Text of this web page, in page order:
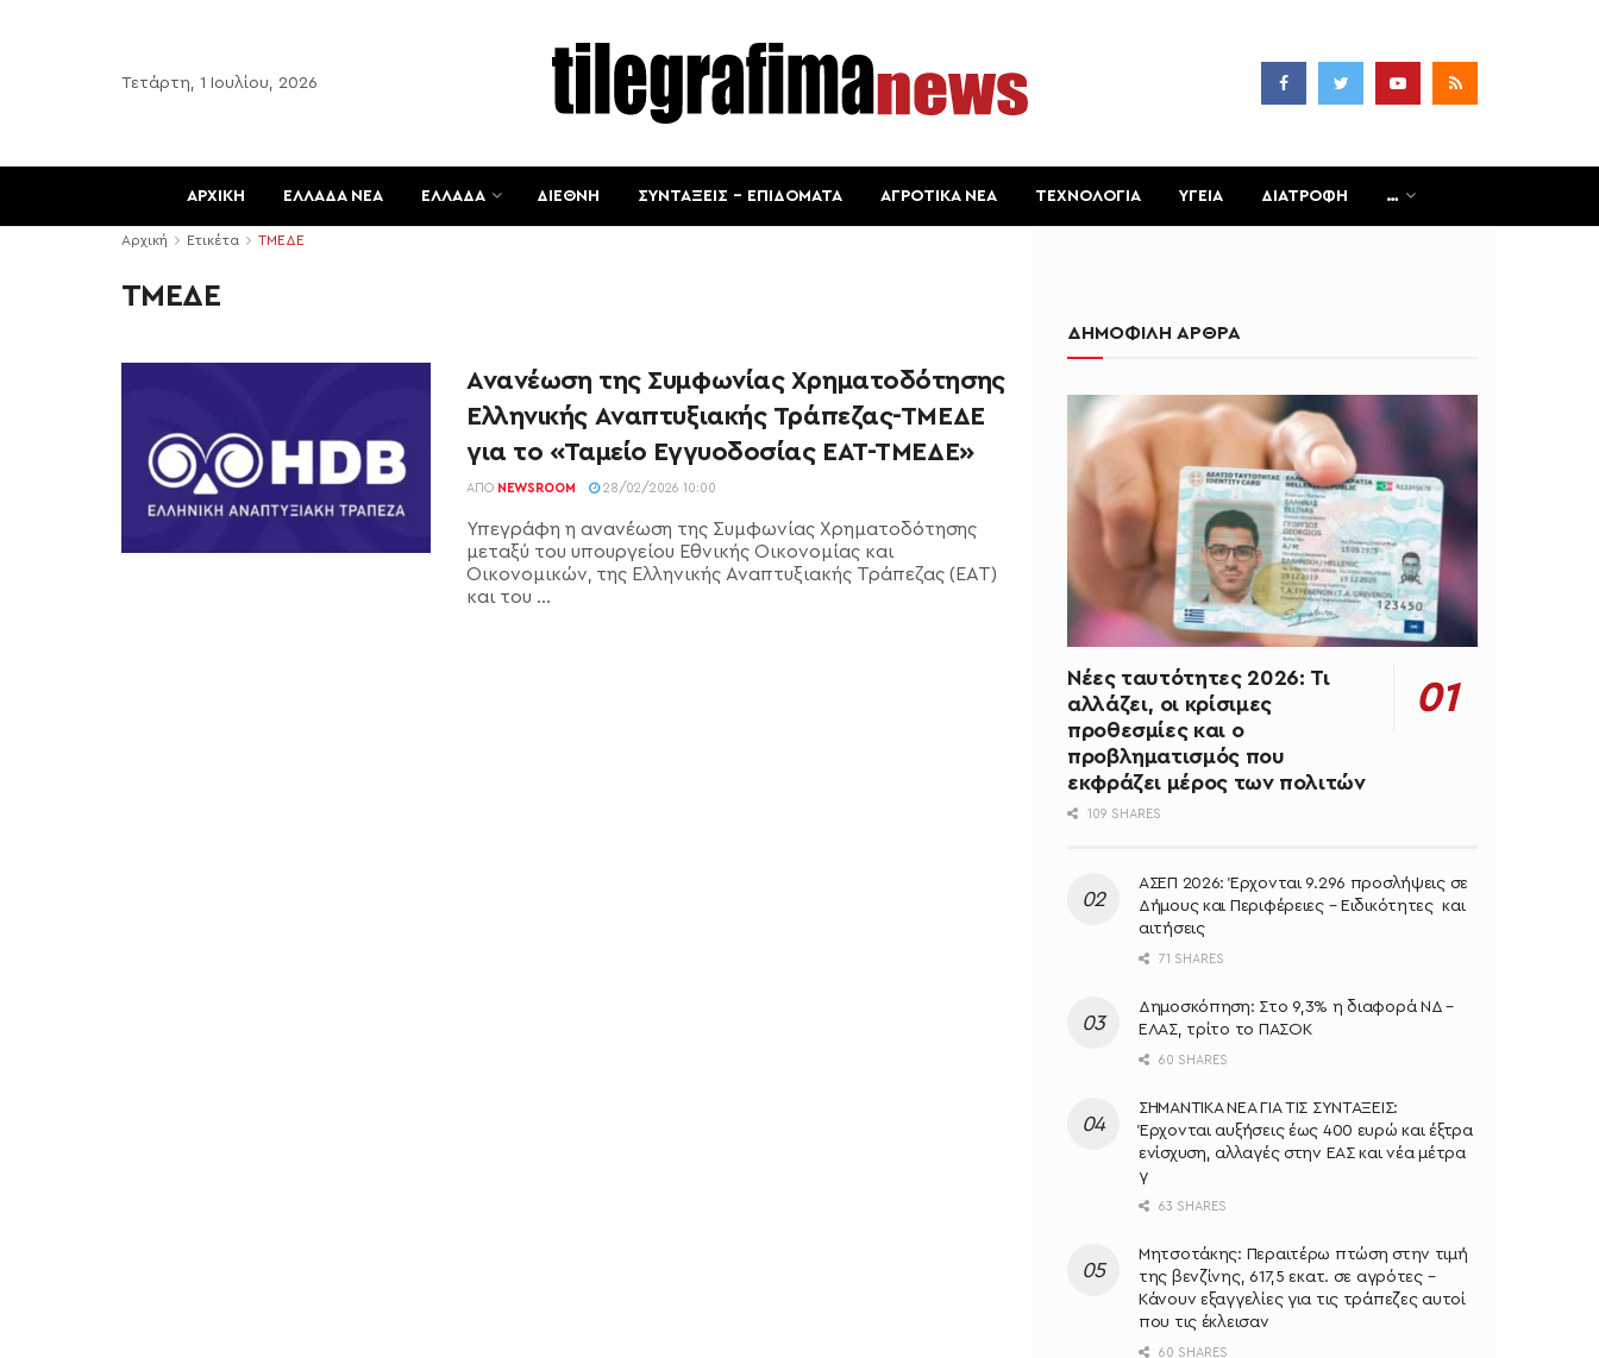
Τετάρτη, 1 Ιουλίου, 2026
ΑΡΧΙΚΗ ΕΛΛΑΔΑ ΝΕΑ ΕΛΛΑΔΑ ΔΙΕΘΝΗ ΣΥΝΤΑΞΕΙΣ – ΕΠΙΔΟΜΑΤΑ ΑΓΡΟΤΙΚΑ ΝΕΑ ΤΕΧΝΟΛΟΓΙΑ ΥΓΕΙΑ ΔΙΑΤΡΟΦΗ …
Αρχική Ετικέτα ΤΜΕΔΕ
ΤΜΕΔΕ
Ανανέωση της Συμφωνίας Χρηματοδότησης
Ελληνικής Αναπτυξιακής Τράπεζας-ΤΜΕΔΕ
για το «Ταμείο Εγγυοδοσίας ΕΑΤ-ΤΜΕΔΕ»
ΑΠΌ NEWSROOM 28/02/2026 10:00
Υπεγράφη η ανανέωση της Συμφωνίας Χρηματοδότησης
μεταξύ του υπουργείου Εθνικής Οικονομίας και
Οικονομικών, της Ελληνικής Αναπτυξιακής Τράπεζας (ΕΑΤ)
και του ...
ΔΗΜΟΦΙΛΗ ΑΡΘΡΑ
Νέες ταυτότητες 2026: Τι
αλλάζει, οι κρίσιμες
προθεσμίες και ο
προβληματισμός που
εκφράζει μέρος των πολιτών
109 SHARES
ΑΣΕΠ 2026: Έρχονται 9.296 προσλήψεις σε
Δήμους και Περιφέρειες – Ειδικότητες και
αιτήσεις
71 SHARES
Δημοσκόπηση: Στο 9,3% η διαφορά ΝΔ –
ΕΛΑΣ, τρίτο το ΠΑΣΟΚ
60 SHARES
ΣΗΜΑΝΤΙΚΑ ΝΕΑ ΓΙΑ ΤΙΣ ΣΥΝΤΑΞΕΙΣ:
Έρχονται αυξήσεις έως 400 ευρώ και έξτρα
ενίσχυση, αλλαγές στην ΕΑΣ και νέα μέτρα
γ
63 SHARES
Μητσοτάκης: Περαιτέρω πτώση στην τιμή
της βενζίνης, 617,5 εκατ. σε αγρότες –
Κάνουν εξαγγελίες για τις τράπεζες αυτοί
που τις έκλεισαν
60 SHARES